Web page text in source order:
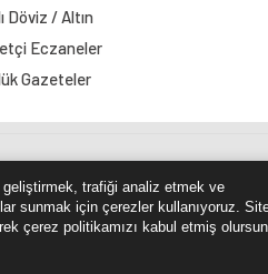
Döviz / Altın
Eczaneler
Gazeteler
Kaynağı Çumra Postası
trafiği analiz etmek ve
sunmak için çerezler kullanıyoruz.
çerez politikamızı kabul etmiş